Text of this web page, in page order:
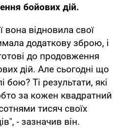
бойових дій.
вона відновила свої
додаткову зброю, і
до продовження
дій. Але сьогодні що
бою? Ті результати, які
за кожен квадратний
тисяч своїх
- зазначив він.